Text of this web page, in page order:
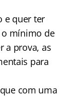
e quer ter
o mínimo de
a prova, as
para
com uma